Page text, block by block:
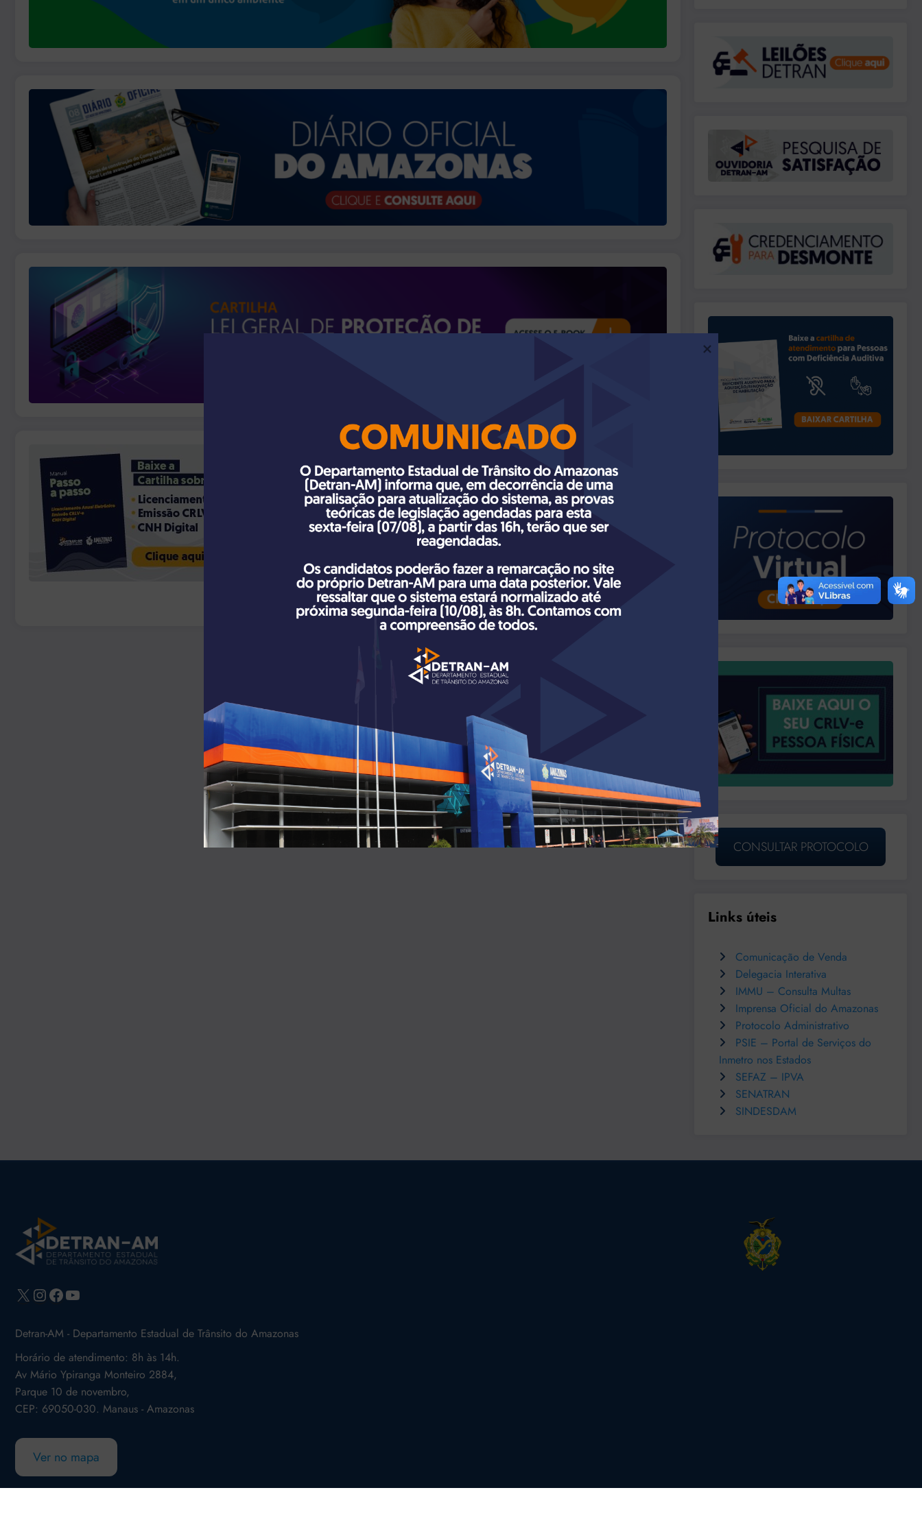
CONSULTAR PROTOCOLO
Links úteis
Comunicação de Venda
Delegacia Interativa
IMMU – Consulta Multas
Imprensa Oficial do Amazonas
Protocolo Administrativo
PSIE – Portal de Serviços do
Inmetro nos Estados
SEFAZ – IPVA
SENATRAN
SINDESDAM
X Instagram
Facebook
Youtube
Detran-AM - Departamento Estadual de Trânsito do Amazonas
Horário de atendimento: 8h às 14h.
Av Mário Ypiranga Monteiro 2884,
Parque 10 de novembro,
CEP: 69050-030. Manaus - Amazonas
Ver no mapa